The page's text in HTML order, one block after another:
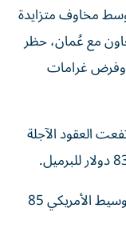
مخاوف متزايدة
مع عُمان، حظر
وفرض غرامات
ارتفعت العقود الآجلة
وزادت العقود الآجلة لخام غرب تكساس الوسيط الأمريكي 85